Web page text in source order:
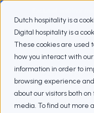
Dutch hospitality is a
Digital hospitality is a
These cookies are used
how you interact with
information in order to
browsing experience
about our visitors both
media. To find out more
Azure Cloud